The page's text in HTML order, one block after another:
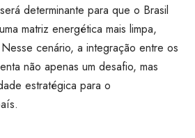
determinante para que o Brasil
matriz energética mais limpa,
cenário, a integração entre os
não apenas um desafio, mas
estratégica para o